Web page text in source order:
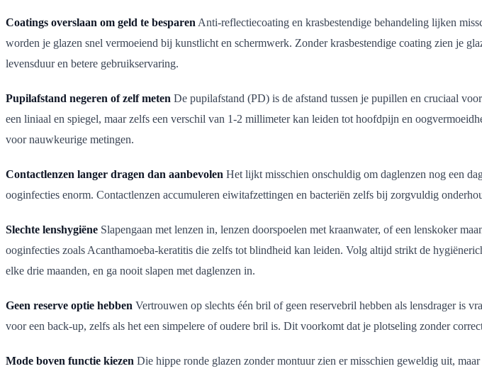
Coatings overslaan om geld te besparen Anti-reflectiecoating en krasbestendige behandeling lijken
worden je glazen snel vermoeiend bij kunstlicht en schermwerk. Zonder krasbestendige coating zien je
levensduur en betere gebruikservaring.
Pupilafstand negeren of zelf meten De pupilafstand (PD) is de afstand tussen je pupillen en cruciaal
een liniaal en spiegel, maar zelfs een verschil van 1-2 millimeter kan leiden tot hoofdpijn en
voor nauwkeurige metingen.
Contactlenzen langer dragen dan aanbevolen Het lijkt misschien onschuldig om daglenzen nog een
ooginfecties enorm. Contactlenzen accumuleren eiwitafzettingen en bacteriën zelfs bij zorgvuldig
Slechte lenshygiëne Slapengaan met lenzen in, lenzen doorspoelen met kraanwater, of een lenskoker
ooginfecties zoals Acanthamoeba-keratitis die zelfs tot blindheid kan leiden. Volg altijd strikt de
elke drie maanden, en ga nooit slapen met daglenzen in.
Geen reserve optie hebben Vertrouwen op slechts één bril of geen reservebril hebben als lensdrager is
voor een back-up, zelfs als het een simpelere of oudere bril is. Dit voorkomt dat je plotseling zonder
Mode boven functie kiezen Die hippe ronde glazen zonder montuur zien er misschien geweldig uit,